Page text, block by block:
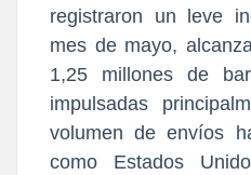
registraron un leve
mes de mayo,
1,25 millones de
impulsadas
volumen de envíos
como Estados